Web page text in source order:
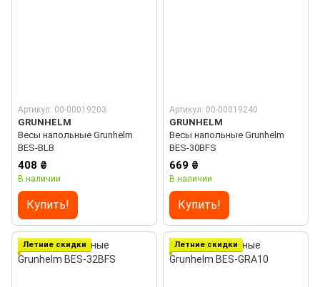
Артикул: 00-00019203
GRUNHELM
Весы напольные Grunhelm
BES-BLB
408 ₴
В наличии
Купить!
Артикул: 00-00019240
GRUNHELM
Весы напольные Grunhelm
BES-30BFS
669 ₴
В наличии
Купить!
Летние скидки Летние скидки